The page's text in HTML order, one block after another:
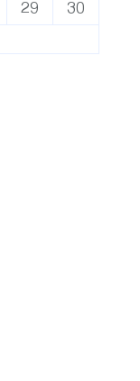
29
30